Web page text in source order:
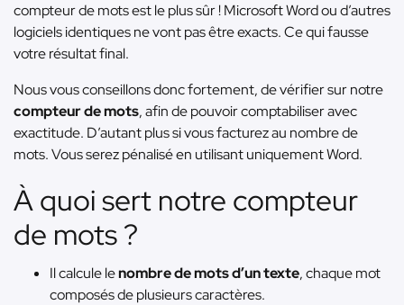
compteur de mots est le plus sûr ! Microsoft Word ou d’autres
logiciels identiques ne vont pas être exacts. Ce qui fausse
votre résultat final.
Nous vous conseillons donc fortement, de vérifier sur notre
compteur de mots, afin de pouvoir comptabiliser avec
exactitude. D’autant plus si vous facturez au nombre de
mots. Vous serez pénalisé en utilisant uniquement Word.
À quoi sert notre compteur
de mots ?
Il calcule lenombre de mots d’un texte, chaque mot
composés de plusieurs caractères.